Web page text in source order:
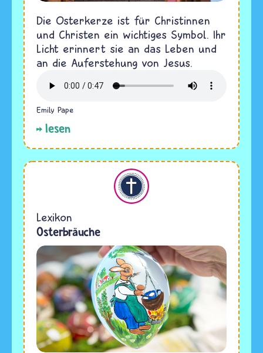
Die Osterkerze ist für Christinnen
und Christen ein wichtiges Symbol. Ihr
Licht erinnert sie an das Leben und
an die Auferstehung von Jesus.
Emily Pape
lesen
Christentum
Lexikon
Osterbräuche